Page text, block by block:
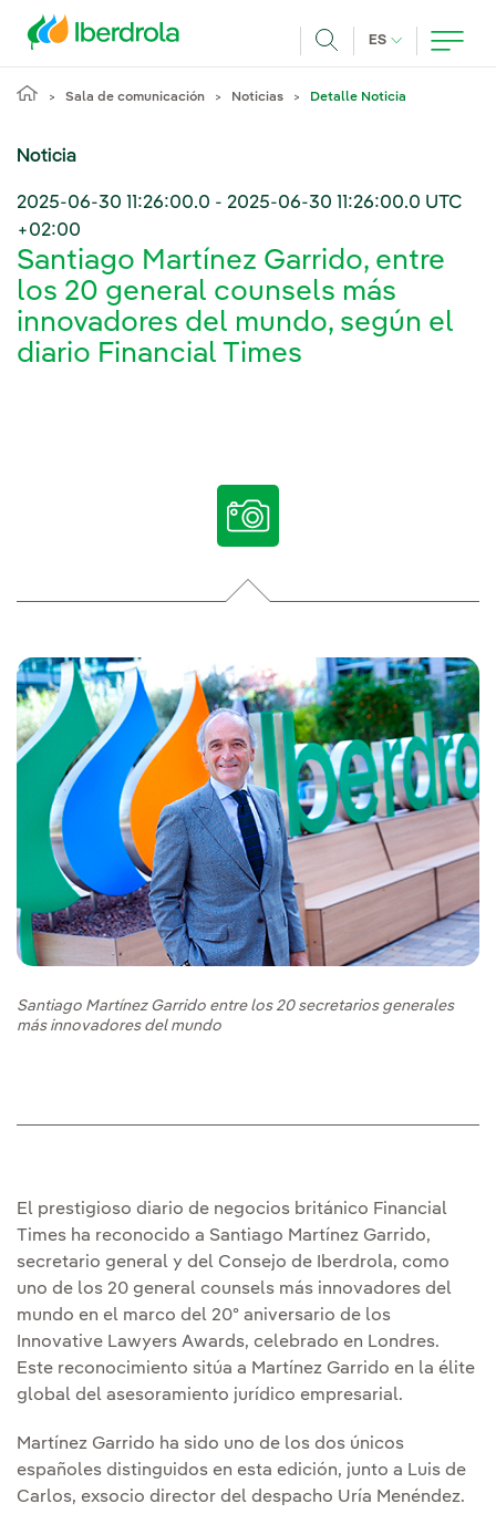
ES IDIOMA
Sala de comunicación Noticias Detalle Noticia
Noticia
2025-06-30 11:26:00.0 - 2025-06-30 11:26:00.0 UTC
+02:00
Santiago Martínez Garrido, entre
los 20 general counsels más
innovadores del mundo, según el
diario Financial Times
Santiago Martínez Garrido entre los 20 secretarios generales
más innovadores del mundo
El prestigioso diario de negocios británico Financial
Times ha reconocido a Santiago Martínez Garrido,
secretario general y del Consejo de Iberdrola, como
uno de los 20 general counsels más innovadores del
mundo en el marco del 20º aniversario de los
Innovative Lawyers Awards, celebrado en Londres.
Este reconocimiento sitúa a Martínez Garrido en la élite
global del asesoramiento jurídico empresarial.
Martínez Garrido ha sido uno de los dos únicos
españoles distinguidos en esta edición, junto a Luis de
Carlos, exsocio director del despacho Uría Menéndez.